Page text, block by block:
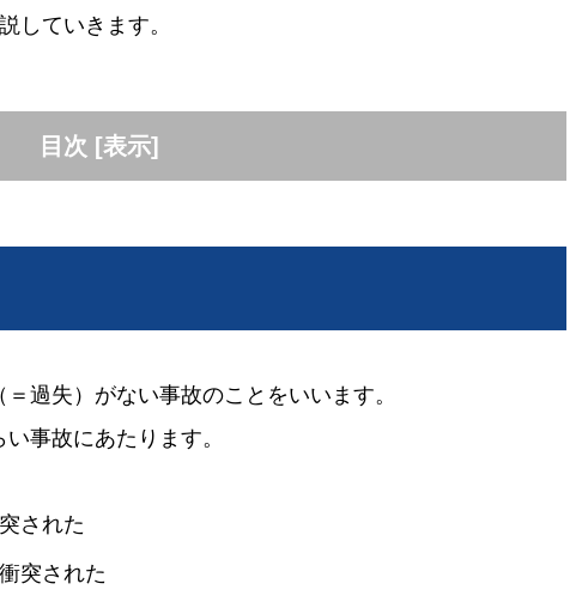
していきます。
目次 [表示]
過失）がない事故のことをいいます。
事故にあたります。
された
突された